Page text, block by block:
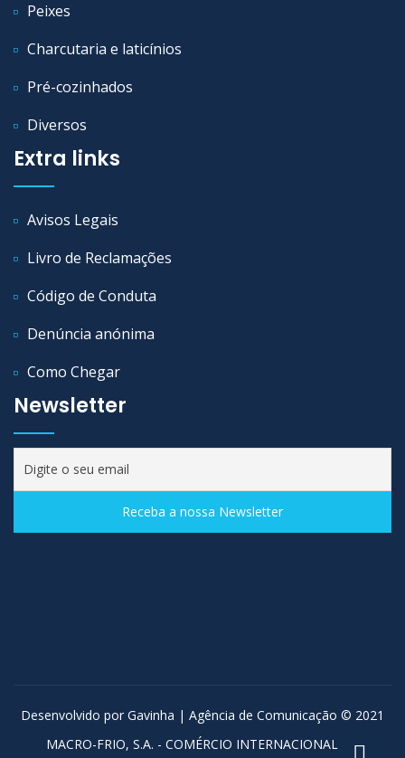
Peixes
Charcutaria e laticínios
Pré-cozinhados
Diversos
Extra links
Avisos Legais
Livro de Reclamações
Código de Conduta
Denúncia anónima
Como Chegar
Newsletter
Desenvolvido por Gavinha | Agência de Comunicação © 2021
MACRO-FRIO, S.A. - COMÉRCIO INTERNACIONAL DE